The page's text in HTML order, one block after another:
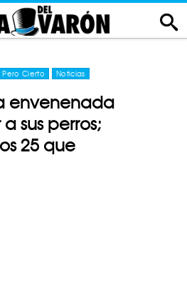
Pero Cierto Noticias
envenenada
sus perros;
25 que